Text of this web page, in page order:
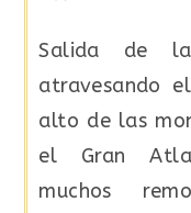
Salida de
atravesando
alto de las
el Gran
muchos